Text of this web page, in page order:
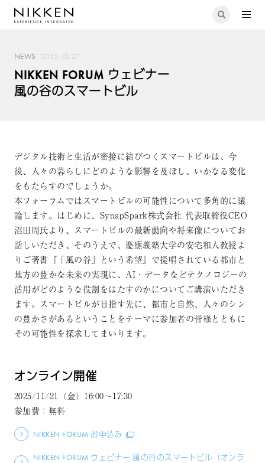
NEWS 2025.10.27
NIKKEN FORUM ウェビナー
風の谷のスマートビル
デジタル技術と生活が密接に結びつくスマートビルは、今
後、人々の暮らしにどのような影響を及ぼし、いかなる変化
をもたらすのでしょうか。
本フォーラムではスマートビルの可能性について多角的に議
論します。はじめに、SynapSpark株式会社 代表取締役CEO
沼田周氏より、スマートビルの最新動向や将来像についてお
話しいただき、そのうえで、慶應義塾大学の安宅和人教授よ
りご著書『「風の谷」という希望』で提唱されている都市と
地方の豊かな未来の実現に、AI・データなどテクノロジーの
活用がどのような役割をはたすのかについてご講演いただき
ます。スマートビルが目指す先に、都市と自然、人々のシン
の豊かさがあるということをテーマに参加者の皆様とともに
その可能性を探求してまいります。
オンライン開催
2025/11/21（金）16:00～17:30
参加費：無料
NIKKEN FORUM お申込み
NIKKEN FORUM ウェビナー 風の谷のスマートビル（オンラ